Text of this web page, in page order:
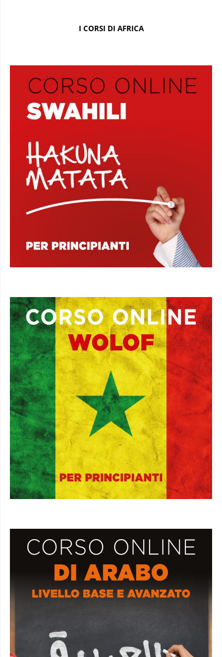
I CORSI DI AFRICA